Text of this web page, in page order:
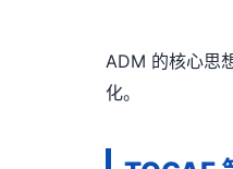
ADM 的核心思
化。